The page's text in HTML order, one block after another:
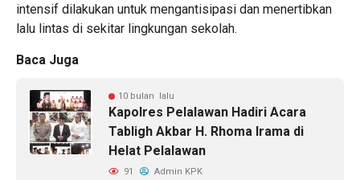
intensif dilakukan untuk mengantisipasi dan menertibkan
lalu lintas di sekitar lingkungan sekolah.
Baca Juga
10 bulan lalu
Kapolres Pelalawan Hadiri Acara
Tabligh Akbar H. Rhoma Irama di
Helat Pelalawan
91 Admin KPK